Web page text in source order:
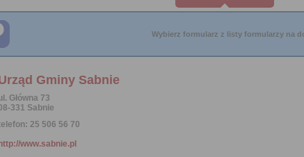
Wybierz formularz z listy formularzy na
Gminy Sabnie
Główna 73
331 Sabnie
25 506 56 70
http://www.sabnie.pl